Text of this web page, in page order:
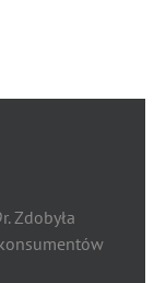
Zdobyła